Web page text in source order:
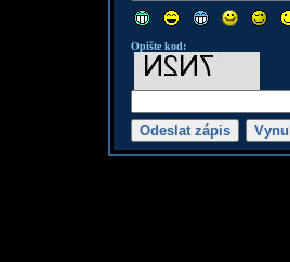
Opište kod: